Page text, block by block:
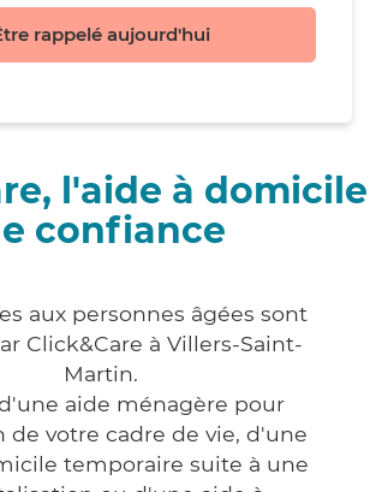
rappelé aujourd'hui
l'aide à domicile
confiance
aux personnes âgées sont
Click&Care à Villers-Saint-
Martin.
aide ménagère pour
de votre cadre de vie, d'une
temporaire suite à une